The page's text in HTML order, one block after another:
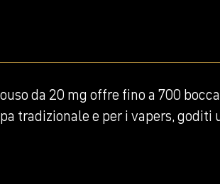
da 20 mg offre fino a 700
tradizionale e per i vapers, goditi